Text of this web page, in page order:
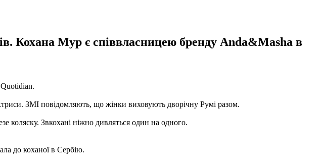
Кохана Мур є співвласницею бренду Anda&Masha в
ЗМІ повідомляють, що жінки виховують дворічну Румі разом.
коляску. Звкохані ніжно дивляться один на одного.
до коханої в Сербію.